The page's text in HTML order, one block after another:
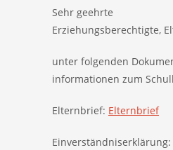
Sehr geehrte
Erziehungsberechtigte,
unter folgenden
informationen zum
Elternbrief: Elternbrief
Einverständniserklärung: